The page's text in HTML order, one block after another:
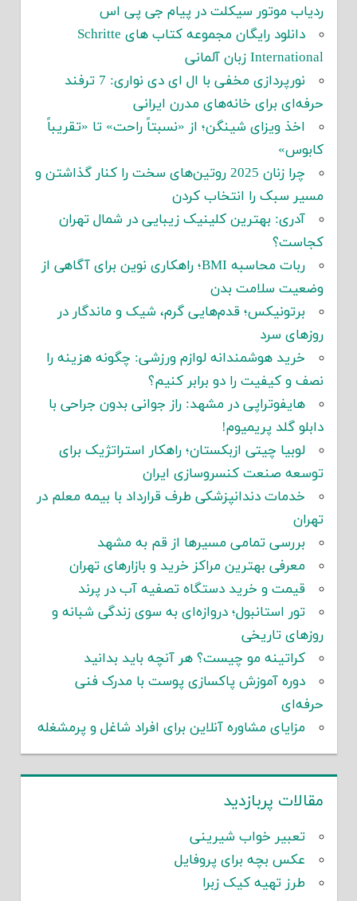
ردیاب موتور سیکلت در پیام جی پی اس
دانلود رایگان مجموعه کتاب های Schritte
International زبان آلمانی
نورپردازی مخفی با ال ای دی نواری: 7 ترفند
حرفه‌ای برای خانه‌های مدرن ایرانی
اخذ ویزای شینگن؛ از «نسبتاً راحت» تا «تقریباً
کابوس»
چرا زنان 2025 روتین‌های سخت را کنار گذاشتن و
مسیر سبک را انتخاب کردن
آدری: بهترین کلینیک زیبایی در شمال تهران
کجاست؟
ربات محاسبه BMI؛ راهکاری نوین برای آگاهی از
وضعیت سلامت بدن
برتونیکس؛ قدم‌هایی گرم، شیک و ماندگار در
روزهای سرد
خرید هوشمندانه لوازم ورزشی: چگونه هزینه را
نصف و کیفیت را دو برابر کنیم؟
هایفوتراپی در مشهد: راز جوانی بدون جراحی با
دابلو گلد پریمیوم!
لوبیا چیتی ازبکستان؛ راهکار استراتژیک برای
توسعه صنعت کنسروسازی ایران
خدمات دندانپزشکی طرف قرارداد با بیمه معلم در
تهران
بررسی تمامی مسیرها از قم به مشهد
معرفی بهترین مراکز خرید و بازارهای تهران
قیمت و خرید دستگاه تصفیه آب در پرند
تور استانبول؛ دروازه‌ای به سوی زندگی شبانه و
روزهای تاریخی
کراتینه مو چیست؟ هر آنچه باید بدانید
دوره آموزش پاکسازی پوست با مدرک فنی
حرفه‌ای
مزایای مشاوره آنلاین برای افراد شاغل و پرمشغله
مقالات پربازدید
تعبیر خواب شیرینی
عکس بچه برای پروفایل
طرز تهیه کیک زبرا